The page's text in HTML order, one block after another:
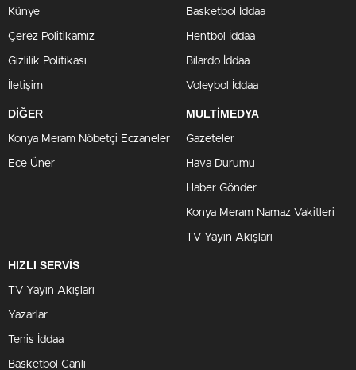
Künye
Çerez Politikamız
Gizlilik Politikası
İletişim
Basketbol İddaa
Hentbol İddaa
Bilardo İddaa
Voleybol İddaa
DİĞER
Konya Meram Nöbetçi Eczaneler
Ece Üner
MULTİMEDYA
Gazeteler
Hava Durumu
Haber Gönder
Konya Meram Namaz Vakitleri
TV Yayın Akışları
HIZLI SERVİS
TV Yayın Akışları
Yazarlar
Tenis İddaa
Basketbol Canlı